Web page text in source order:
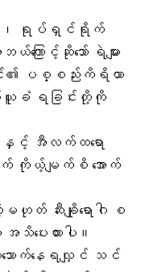
ယို၊ ရုပ်ရှင်ရိုက်
ောင့်ဆိုသော် ရဲများ
၏ ပစ္စည်းကိရိယာ
းယူခံ ရခြင်းတို့ကို
အီလက်ထရော
ကိုယ့်မျက်စိ အောက်
တ် ဆီးချိုရောဂါ စ
သိပေးထားပါ။
ောက်နေရလျှင် သင်